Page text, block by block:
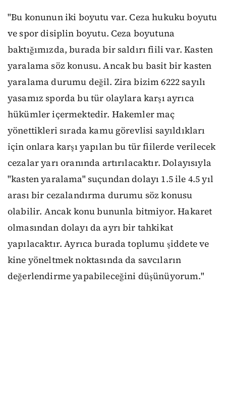
"Bu konunun iki boyutu var. Ceza hukuku boyutu
ve spor disiplin boyutu. Ceza boyutuna
baktığımızda, burada bir saldırı fiili var. Kasten
yaralama söz konusu. Ancak bu basit bir kasten
yaralama durumu değil. Zira bizim 6222 sayılı
yasamız sporda bu tür olaylara karşı ayrıca
hükümler içermektedir. Hakemler maç
yönettikleri sırada kamu görevlisi sayıldıkları
için onlara karşı yapılan bu tür fiilerde verilecek
cezalar yarı oranında artırılacaktır. Dolayısıyla
"kasten yaralama" suçundan dolayı 1.5 ile 4.5 yıl
arası bir cezalandırma durumu söz konusu
olabilir. Ancak konu bununla bitmiyor. Hakaret
olmasından dolayı da ayrı bir tahkikat
yapılacaktır. Ayrıca burada toplumu şiddete ve
kine yöneltmek noktasında da savcıların
değerlendirme yapabileceğini düşünüyorum."